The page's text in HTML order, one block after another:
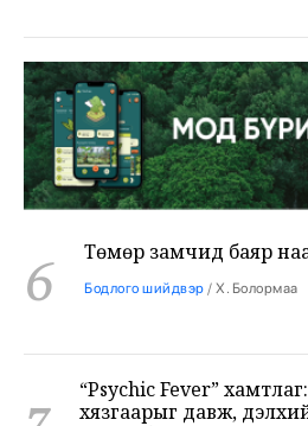
6 Төмөр замчид баяр
7
хязгаарыг давж,
зорьж байна
Соёл Урлаг/АДМИН • 4 цаг